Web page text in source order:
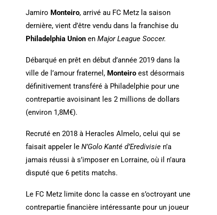
Jamiro Monteiro, arrivé au FC Metz la saison
dernière, vient d’être vendu dans la franchise du
Philadelphia Union en Major League Soccer.
Débarqué en prêt en début d’année 2019 dans la
ville de l’amour fraternel, Monteiroest désormais
définitivement transféré à Philadelphie pour une
contrepartie avoisinant les 2 millions de dollars
(environ 1,8M€).
Recruté en 2018 à Heracles Almelo, celui qui se
faisait appeler le N’Golo Kanté d’Eredivisie n’a
jamais réussi à s’imposer en Lorraine, où il n’aura
disputé que 6 petits matchs.
Le FC Metz limite donc la casse en s’octroyant une
contrepartie financière intéressante pour un joueur